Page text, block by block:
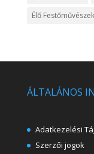
Élő Festőművészek
ÁLTALÁNOS
Adatkezelési
Szerzői jogok